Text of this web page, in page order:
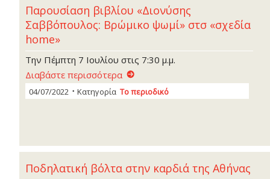
Παρουσίαση βιβλίου «Διονύσης
Σαββόπουλος: Βρώμικο ψωμί» στσ «σχεδία
home»
Την Πέμπτη 7 Ιουλίου στις 7:30 μ.μ.
Διαβάστε περισσότερα
04/07/2022 Κατηγορία Το περιοδικό
Ποδηλατική βόλτα στην καρδιά της Αθήνας